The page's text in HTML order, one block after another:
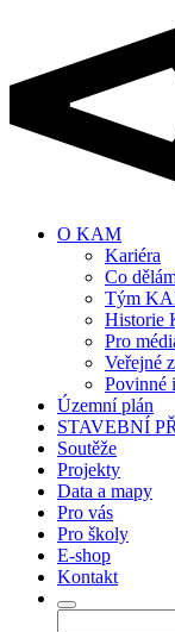
O KAM
Kariéra
Co
Tým
Historie
Pro
Veřejné
Povinné
Územní plán
STAVEBNÍ
Soutěže
Projekty
Data a mapy
Pro vás
Pro školy
E-shop
Kontakt